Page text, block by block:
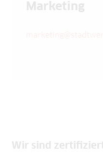
Marketing
Wir sind